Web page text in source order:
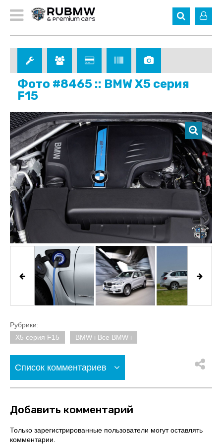
Фото #8465 :: BMW X5 серия
F15
Рубрики:
X5 серия F15
BMW i Все BMW i
Список комментариев
Добавить комментарий
Только зарегистрированные пользователи могут оставлять
комментарии.